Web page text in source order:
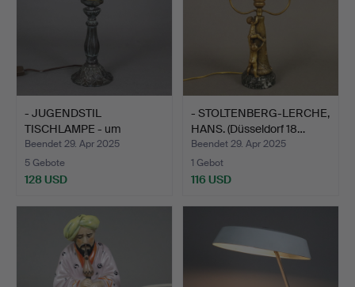
- JUGENDSTIL
TISCHLAMPE - um
1900/10, flor…
Beendet 29. Apr 2025
5 Gebote
128 USD
- STOLTENBERG-LERCHE,
HANS. (Düsseldorf 18…
Beendet 29. Apr 2025
1 Gebot
116 USD